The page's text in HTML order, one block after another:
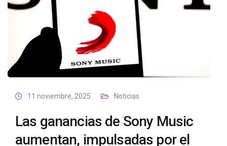
11 noviembre, 2025 Noticias
Las ganancias de Sony Music
aumentan, impulsadas por el